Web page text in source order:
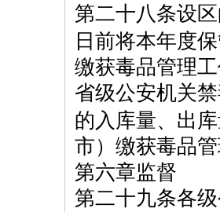
第二十八条设
日前将本年度
缴获毒品管理
省级公安机关
的入库量、出
市）缴获毒品
第六章监督
第二十九条各